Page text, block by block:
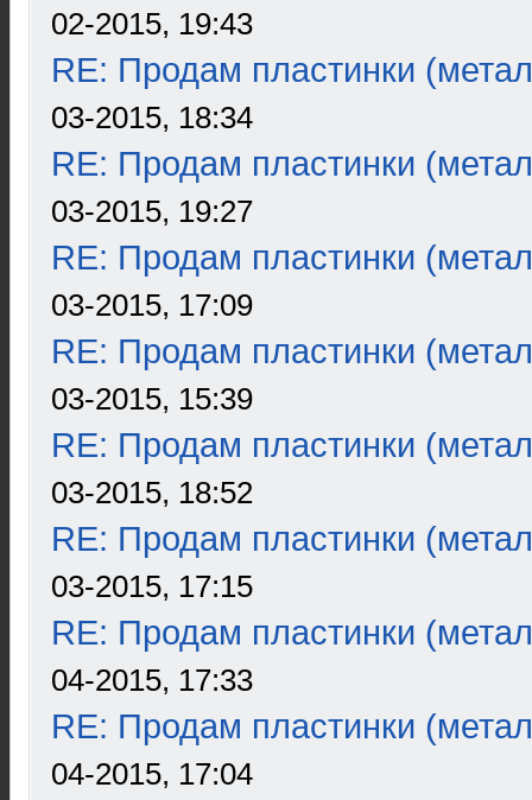
02-2015, 19:43
RE: Продам пластинки
03-2015, 18:34
RE: Продам пластинки
03-2015, 19:27
RE: Продам пластинки
03-2015, 17:09
RE: Продам пластинки
03-2015, 15:39
RE: Продам пластинки
03-2015, 18:52
RE: Продам пластинки
03-2015, 17:15
RE: Продам пластинки
04-2015, 17:33
RE: Продам пластинки
04-2015, 17:04